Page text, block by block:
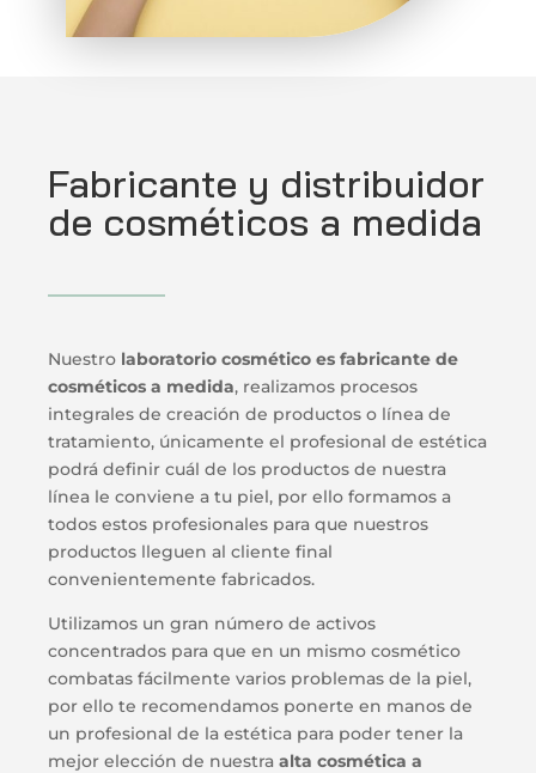
Fabricante y distribuidor
de cosméticos a medida
Nuestro laboratorio cosmético es fabricante de
cosméticos a medida, realizamos procesos
integrales de creación de productos o línea de
tratamiento, únicamente el profesional de estética
podrá definir cuál de los productos de nuestra
línea le conviene a tu piel, por ello formamos a
todos estos profesionales para que nuestros
productos lleguen al cliente final
convenientemente fabricados.
Utilizamos un gran número de activos
concentrados para que en un mismo cosmético
combatas fácilmente varios problemas de la piel,
por ello te recomendamos ponerte en manos de
un profesional de la estética para poder tener la
mejor elección de nuestra alta cosmética a